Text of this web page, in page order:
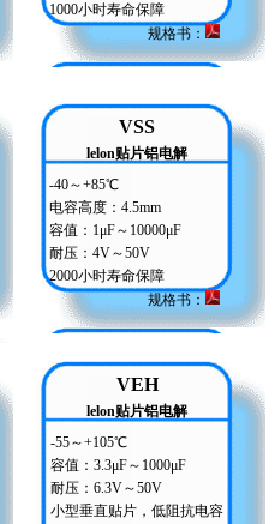
1000小时寿命保障
规格书：
VSS
lelon贴片铝电解
-40～+85℃
电容高度：4.5mm
容值：1μF～10000μF
耐压：4V～50V
2000小时寿命保障
规格书：
VEH
lelon贴片铝电解
-55～+105℃
容值：3.3μF～1000μF
耐压：6.3V～50V
小型垂直贴片，低阻抗电容